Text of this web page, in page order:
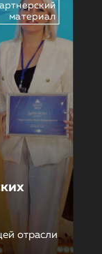
материал
отрасли